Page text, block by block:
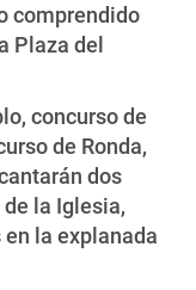
comprendido
Plaza del
concurso de
de Ronda,
dos
la Iglesia,
la explanada